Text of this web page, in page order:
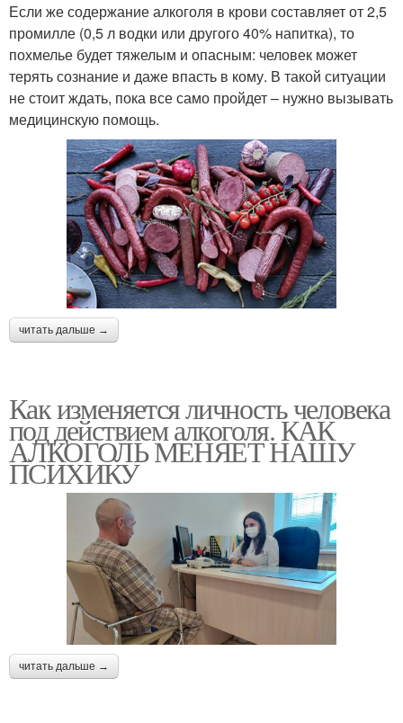
Если же содержание алкоголя в крови составляет от 2,5
промилле (0,5 л водки или другого 40% напитка), то
похмелье будет тяжелым и опасным: человек может
терять сознание и даже впасть в кому. В такой ситуации
не стоит ждать, пока все само пройдет – нужно вызывать
медицинскую помощь.
читать дальше →
Как изменяется личность человека
под действием алкоголя. КАК
АЛКОГОЛЬ МЕНЯЕТ НАШУ
ПСИХИКУ
читать дальше →